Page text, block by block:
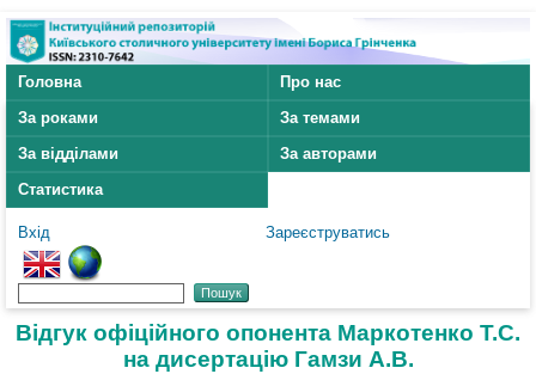
Головна
Про нас
За роками
За темами
За відділами
За авторами
Статистика
Вхід Зареєструватись
Відгук офіційного опонента Маркотенко Т.С.
на дисертацію Гамзи А.В.